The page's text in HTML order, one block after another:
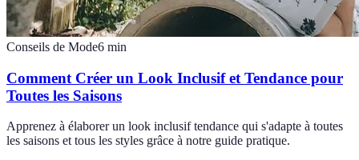
Conseils de Mode6 min
Comment Créer un Look Inclusif et Tendance pour
Toutes les Saisons
Apprenez à élaborer un look inclusif tendance qui s'adapte à toutes
les saisons et tous les styles grâce à notre guide pratique.